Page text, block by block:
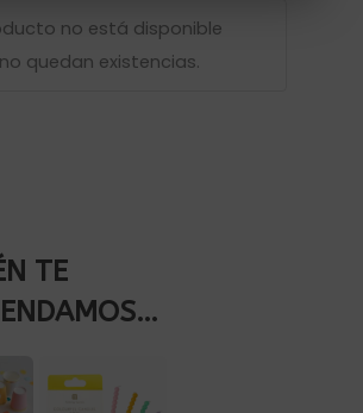
no está disponible
quedan existencias.
TE